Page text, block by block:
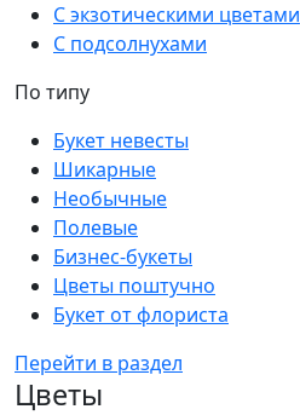
С экзотическими цветами
С подсолнухами
По типу
Букет невесты
Шикарные
Необычные
Полевые
Бизнес-букеты
Цветы поштучно
Букет от флориста
Перейти в раздел
Цветы